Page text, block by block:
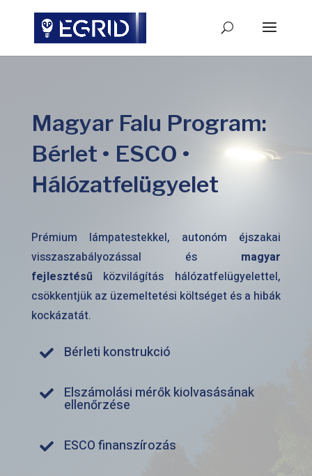
Magyar Falu Program:
Bérlet • ESCO •
Hálózatfelügyelet
Prémium lámpatestekkel, autonóm éjszakai
visszaszabályozással és magyar
fejlesztésű közvilágítás hálózatfelügyelettel,
csökkentjük az üzemeltetési költséget és a hibák
kockázatát.
 Bérleti konstrukció
 Elszámolási mérők kiolvasásának
ellenőrzése
 ESCO finanszírozás